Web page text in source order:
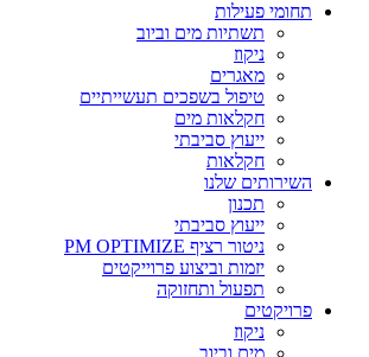
תחומי פעילות
תשתיות מים וביוב
ניקוז
מאגרים
טיפול בשפכים תעשייתיים
חקלאות מים
ייעוץ סביבתי
חקלאות
השירותים שלנו
תכנון
ייעוץ סביבתי
ניטור רציף PM OPTIMIZE
יזמות וביצוע פרוייקטים
תפעול ותחזוקה
פרויקטים
ניקוז
מים וביוב